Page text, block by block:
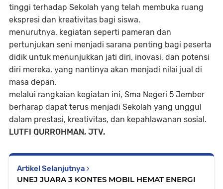
tinggi terhadap Sekolah yang telah membuka ruang
ekspresi dan kreativitas bagi siswa.
menurutnya, kegiatan seperti pameran dan
pertunjukan seni menjadi sarana penting bagi peserta
didik untuk menunjukkan jati diri, inovasi, dan potensi
diri mereka, yang nantinya akan menjadi nilai jual di
masa depan.
melalui rangkaian kegiatan ini, Sma Negeri 5 Jember
berharap dapat terus menjadi Sekolah yang unggul
dalam prestasi, kreativitas, dan kepahlawanan sosial.
LUTFI QURROHMAN, JTV.
Artikel Selanjutnya
UNEJ JUARA 3 KONTES MOBIL HEMAT ENERGI